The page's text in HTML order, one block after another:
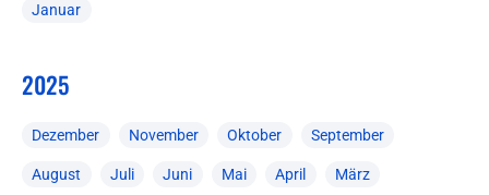
Januar
2025
Dezember November Oktober September
August Juli Juni Mai April März